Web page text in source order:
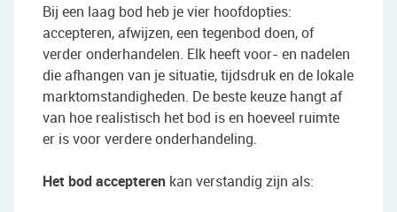
Bij een laag bod heb je vier hoofdopties:
accepteren, afwijzen, een tegenbod doen, of
verder onderhandelen. Elk heeft voor- en nadelen
die afhangen van je situatie, tijdsdruk en de lokale
marktomstandigheden. De beste keuze hangt af
van hoe realistisch het bod is en hoeveel ruimte
er is voor verdere onderhandeling.
Het bod accepteren kan verstandig zijn als: